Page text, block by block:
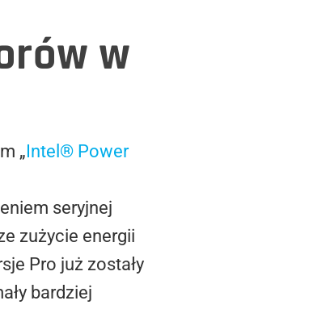
w
„ Intel® Power
seryjnej
zużycie energii
Pro już zostały
bardziej